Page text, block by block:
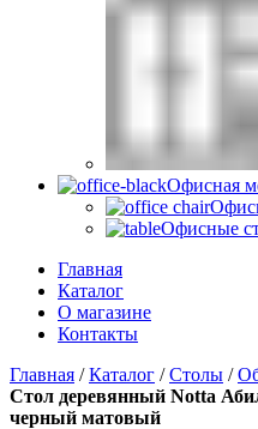
Офисная
Офисные
Главная
Каталог
О магазине
Контакты
Главная /Каталог /Столы /
Стол деревянный Notta
черный матовый